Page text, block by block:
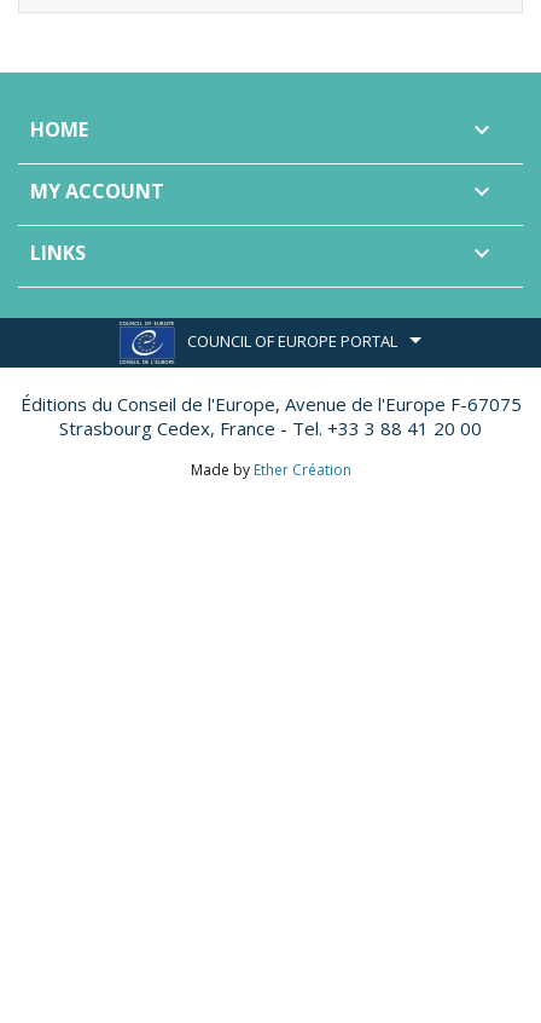
HOME 
MY ACCOUNT 
LINKS 
COUNCIL OF EUROPE PORTAL
Éditions du Conseil de l'Europe, Avenue de l'Europe F-67075
Strasbourg Cedex, France - Tel. +33 3 88 41 20 00
Made by Ether Création